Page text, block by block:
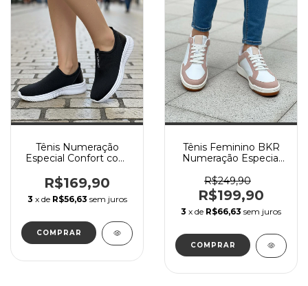
Tênis Numeração
Especial Confort com
Flexível - Tecido Preto
R$169,90
3 x de R$56,63 sem juros
COMPRAR
Tênis Feminino BKR
Numeração Especial
R$249,90
R$199,90
3 x de R$66,63 sem juros
COMPRAR